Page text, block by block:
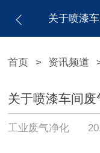
关于喷漆
首页 > 资讯频道
关于喷漆车间
工业废气净化